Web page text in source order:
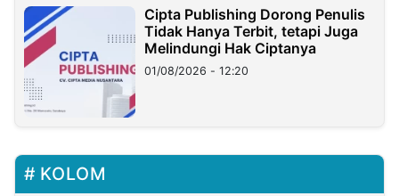
Cipta Publishing Dorong Penulis
Tidak Hanya Terbit, tetapi Juga
Melindungi Hak Ciptanya
01/08/2026 - 12:20
KOLOM